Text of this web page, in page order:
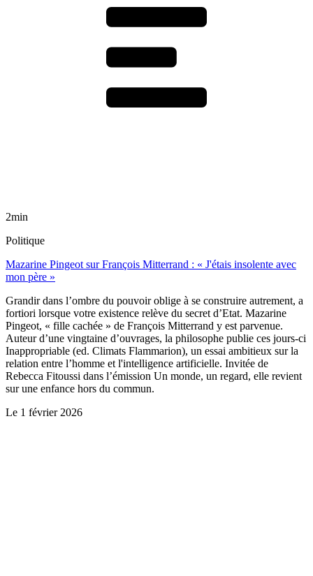
2min
Politique
Mazarine Pingeot sur François Mitterrand : « J'étais insolente avec
mon père »
Grandir dans l’ombre du pouvoir oblige à se construire autrement, a
fortiori lorsque votre existence relève du secret d’Etat. Mazarine
Pingeot, « fille cachée » de François Mitterrand y est parvenue.
Auteur d’une vingtaine d’ouvrages, la philosophe publie ces jours-ci
Inappropriable (ed. Climats Flammarion), un essai ambitieux sur la
relation entre l’homme et l'intelligence artificielle. Invitée de
Rebecca Fitoussi dans l’émission Un monde, un regard, elle revient
sur une enfance hors du commun.
Le 1 février 2026